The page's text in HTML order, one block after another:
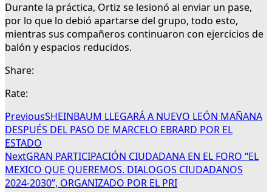
Durante la práctica, Ortiz se lesionó al enviar un pase,
por lo que lo debió apartarse del grupo, todo esto,
mientras sus compañeros continuaron con ejercicios de
balón y espacios reducidos.
Share:
Rate:
PreviousSHEINBAUM LLEGARÁ A NUEVO LEÓN MAÑANA
DESPUÉS DEL PASO DE MARCELO EBRARD POR EL
ESTADO
NextGRAN PARTICIPACIÓN CIUDADANA EN EL FORO “EL
MEXICO QUE QUEREMOS. DIALOGOS CIUDADANOS
2024-2030”, ORGANIZADO POR EL PRI